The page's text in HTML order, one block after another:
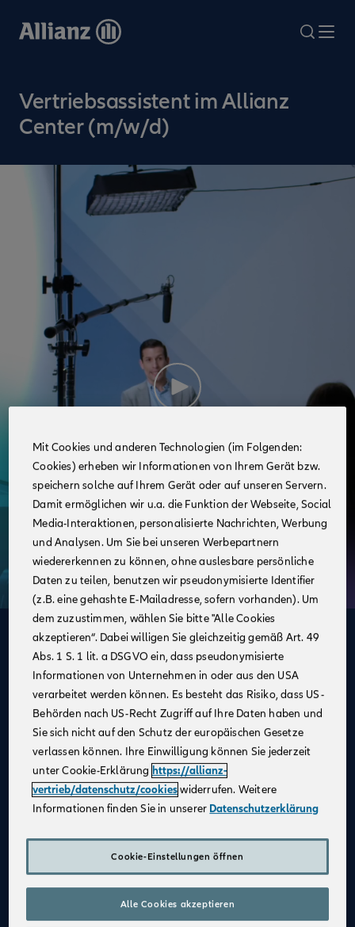
zum
search
Vertriebsassistent im Allianz
Center (m/w/d)
Deine Vorteile
im Vertrieb der Allianz
Ein unbefristeter Arbeitsvertrag
Umfangreiche Sozialleistungen, wie betriebliche
Krankenversicherung und die Bezuschussung
vermögenswirksamer Leistungen
Jobrad, vergünstigte Mitarbeiteraktien &
Gesundheitszuschuss sowie EGYM-Wellpass
Mentoren, die Dich unterstützen und coachen, um
Deine Sales-Skills auf ein neues Level zu bringen
Diverse Karriere- & Weiterbildungsmöglichkeiten
(zahlreiche interessante Online-Kurse, z.B. LinkedIn-
Learning) um Dich professionell und persönlich zu
Mit Cookies und anderen Technologien (im Folgenden:
Cookies) erheben wir Informationen von Ihrem Gerät bzw.
speichern solche auf Ihrem Gerät oder auf unseren Servern.
Damit ermöglichen wir u.a. die Funktion der Webseite, Social
Media-Interaktionen, personalisierte Nachrichten, Werbung
und Analysen. Um Sie bei unseren Werbepartnern
wiedererkennen zu können, ohne auslesbare persönliche
Daten zu teilen, benutzen wir pseudonymisierte Identifier
(z.B. eine gehashte E-Mailadresse, sofern vorhanden). Um
dem zuzustimmen, wählen Sie bitte "Alle Cookies
akzeptieren“. Dabei willigen Sie gleichzeitig gemäß Art. 49
Abs. 1 S. 1 lit. a DSGVO ein, dass pseudonymisierte
Informationen von Unternehmen in oder aus den USA
verarbeitet werden können. Es besteht das Risiko, dass US-
Behörden nach US-Recht Zugriff auf Ihre Daten haben und
Sie sich nicht auf den Schutz der europäischen Gesetze
verlassen können. Ihre Einwilligung können Sie jederzeit
unter Cookie-Erklärung https://allianz-
vertrieb/datenschutz/cookieswiderrufen. Weitere
Informationen finden Sie in unserer Datenschutzerklärung
Cookie-Einstellungen öffnen
Alle Cookies akzeptieren